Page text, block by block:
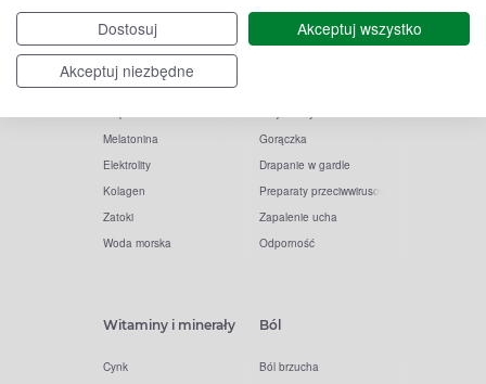
Dostosuj
Akceptuj wszystko
Akceptuj niezbędne
Witamina C
Krople do oczu
Paracetamol
Melatonina
Elektrolity
Kolagen
Zatoki
Woda morska
Krople do nosa
Inhalacje
Gorączka
Drapanie w gardle
Preparaty przeciwwirusowe
Zapalenie ucha
Odporność
Witaminy i minerały
Cynk
Ból
Ból brzucha